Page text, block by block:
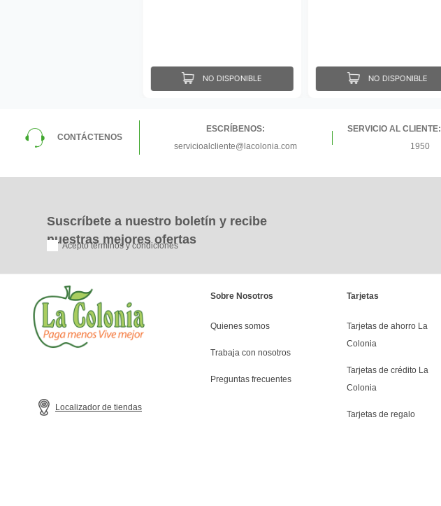
NO DISPONIBLE NO DISPONIBLE
CONTÁCTENOS
ESCRÍBENOS:
servicioalcliente@lacolonia.com
SERVICIO AL CLIENTE:
1950
Suscríbete a nuestro boletín y recibe
nuestras mejores ofertas
Acepto términos y condiciones
Localizador de tiendas
Sobre Nosotros
Quienes somos
Trabaja con nosotros
Preguntas frecuentes
Tarjetas
Tarjetas de ahorro La
Colonia
Tarjetas de crédito La
Colonia
Tarjetas de regalo